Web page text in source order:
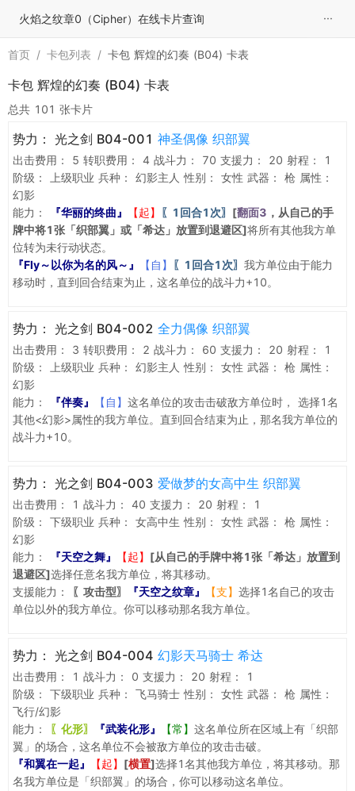
火焰之纹章0（Cipher）在线卡片查询 ···
首页 / 卡包列表 / 卡包 辉煌的幻奏 (B04) 卡表
卡包 辉煌的幻奏 (B04) 卡表
总共 101 张卡片
势力： 光之剑 B04-001 神圣偶像 织部翼
出击费用： 5 转职费用： 4 战斗力： 70 支援力： 20 射程：
1
阶级：
上级职业 兵种： 幻影主人 性别： 女性 武器： 枪 属性：
幻影
能力：
『华丽的终曲』 【起】 〖1回合1次〗 [翻面3 ，从自己的手
牌中将1张「织部翼」或「希达」放置到退避区]将所有其他我方单
位转为未行动状态。
『Fly～以你为名的风～』
【自】 〖1回合1次〗 我方单位由于能力
移动时，直到回合结束为止，这名单位的战斗力+10。
势力： 光之剑 B04-002 全力偶像 织部翼
出击费用： 3 转职费用： 2 战斗力： 60 支援力： 20 射程：
1
阶级：
上级职业 兵种： 幻影主人 性别： 女性 武器： 枪 属性：
幻影
能力：
『伴奏』 【自】 这名单位的攻击击破敌方单位时， 选择1名
其他<幻影>属性的我方单位。直到回合结束为止，那名我方单位的
战斗力+10。
势力： 光之剑 B04-003 爱做梦的女高中生 织部翼
出击费用： 1 战斗力： 40 支援力： 20 射程：
1
阶级：
下级职业 兵种： 女高中生 性别： 女性 武器： 枪 属性：
幻影
能力：
『天空之舞』 【起】 [从自己的手牌中将1张「希达」放置到
退避区]选择任意名我方单位，将其移动。
支援能力：
〖攻击型〗 『天空之纹章』 【支】 选择1名自己的攻击
单位以外的我方单位。你可以移动那名我方单位。
势力： 光之剑 B04-004 幻影天马骑士 希达
出击费用： 1 战斗力： 0 支援力： 20 射程：
1
阶级：
下级职业 兵种： 飞马骑士 性别： 女性 武器： 枪 属性：
飞行/幻影
能力：
〖化形〗 『武装化形』 【常】 这名单位所在区域上有「织部
翼」的场合，这名单位不会被敌方单位的攻击击破。
『和翼在一起』
【起】 [横置]选择1名其他我方单位，将其移动。那
名我方单位是「织部翼」的场合，你可以移动这名单位。